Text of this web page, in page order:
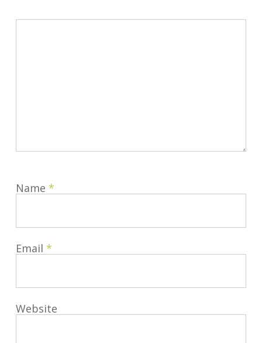
Name *
Email *
Website